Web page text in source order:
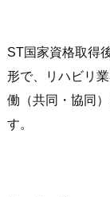
ST国家資格取得
形で、リハビリ
働（共同・協同
す。